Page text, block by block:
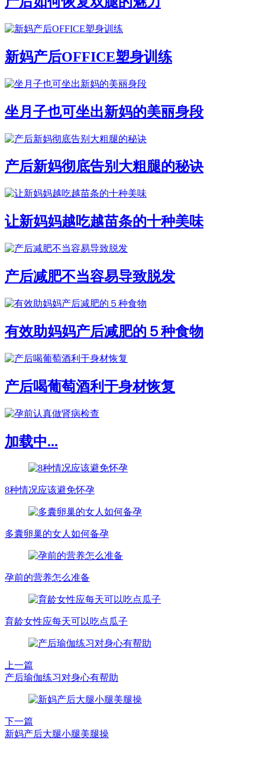
新妈产后OFFICE塑身训练
坐月子也可坐出新妈的美丽身段
产后新妈彻底告别大粗腿的秘诀
让新妈妈越吃越苗条的十种美味
产后减肥不当容易导致脱发
有效助妈妈产后减肥的５种食物
产后喝葡萄酒利于身材恢复
加载中...
8种情况应该避免怀孕
多囊卵巢的女人如何备孕
孕前的营养怎么准备
育龄女性应每天可以吃点瓜子
上一篇
产后瑜伽练习对身心有帮助
下一篇
新妈产后大腿小腿美腿操